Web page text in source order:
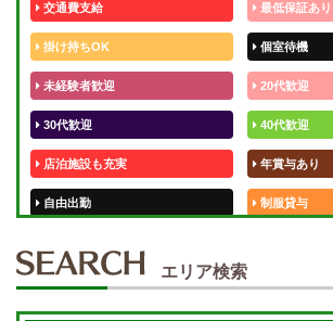
交通費支給 最低保証あり
掛け持ちOK 個室待機
未経験者歓迎 20代歓迎
30代歓迎 40代歓迎
店泊施設も充実 年賞与あり
自由出勤 制服貸与
エリア検索